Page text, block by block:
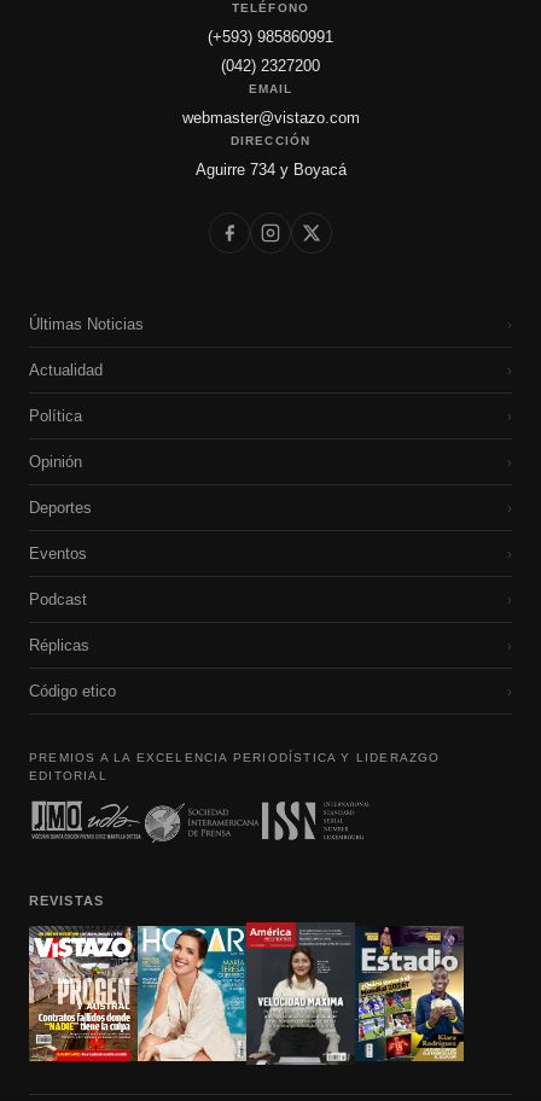
TELÉFONO
(+593) 985860991
(042) 2327200
EMAIL
webmaster@vistazo.com
DIRECCIÓN
Aguirre 734 y Boyacá
Últimas Noticias ›
Actualidad ›
Política ›
Opinión ›
Deportes ›
Eventos ›
Podcast ›
Réplicas ›
Código etico ›
PREMIOS A LA EXCELENCIA PERIODÍSTICA Y LIDERAZGO
EDITORIAL
REVISTAS